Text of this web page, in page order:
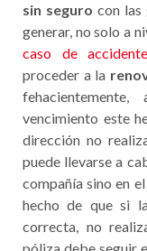
sin seguro con las
generar, no solo a
caso de accidente
proceder a la
vencimiento este
dirección no
puede llevarse a
compañía sino en
hecho de que si
correcta, no